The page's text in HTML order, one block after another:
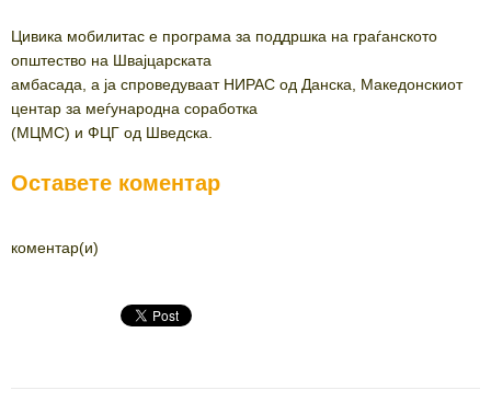
Цивика мобилитас e програма за поддршка на граѓанското
општество на Швајцарската
амбасада, а ја спроведуваат НИРАС од Данска, Македонскиот
центар за меѓународна соработка
(МЦМС) и ФЦГ од Шведска.
Оставете коментар
коментар(и)